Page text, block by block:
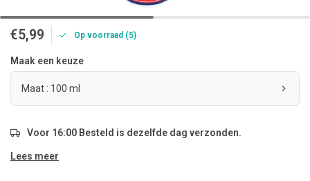
€5,99 Op voorraad (5)
Maak een keuze
Maat : 100 ml
Voor 16:00 Besteld is dezelfde dag verzonden.
Lees meer